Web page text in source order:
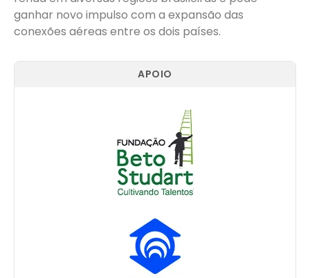
ganhar novo impulso com a expansão das
conexões aéreas entre os dois países.
APOIO